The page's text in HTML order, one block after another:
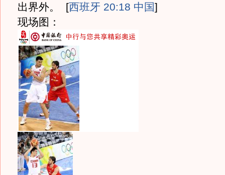
出界外。
[西班牙 20:18 中国]
现场图：